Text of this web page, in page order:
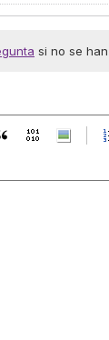
si no se